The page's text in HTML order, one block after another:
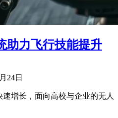
助力飞行技能提升
24日
增长，面向高校与企业的无人